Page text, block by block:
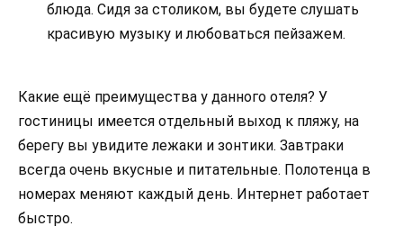
блюда. Сидя за столиком, вы будете слушать
красивую музыку и любоваться пейзажем.
Какие ещё преимущества у данного отеля? У
гостиницы имеется отдельный выход к пляжу, на
берегу вы увидите лежаки и зонтики. Завтраки
всегда очень вкусные и питательные. Полотенца в
номерах меняют каждый день. Интернет работает
быстро.